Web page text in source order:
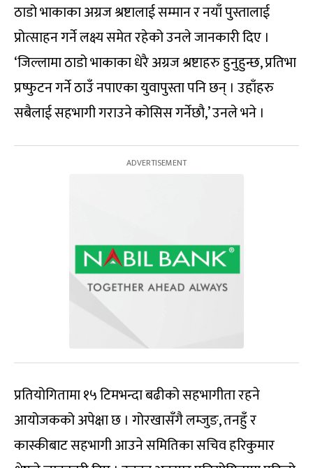
ठाडो भाकाका अग्रज श्रष्टालाई सम्मान र नयाँ पुस्तालाई
प्रोत्साहन गर्ने लक्ष्य समेत रहेको उनले जानकारी दिए ।
‘जिल्लामा ठाडो भाकाका धेरै अग्रज श्रष्टाहरु हुनुहुन्छ, प्रतिभा
प्रष्फुटन गर्ने ठाउँ नपाएका युवापुस्ता पनि छन् । उहाँहरु
सबैलाई सहभागी गराउने कोसिस गर्नेछौ,’ उनले भने ।
प्रतियोगितामा १५ टिमभन्दा बढीको सहभागीता रहने
आयोजकको अपेक्षा छ । गोरखासँगै लम्जुङ, तनहुँ र
कास्कीबाट सहभागी आउने समितिका सचिव हरिकुमार